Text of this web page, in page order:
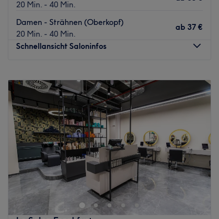
Atmosphäre: Professionell, modern, offen.
Expertise: Haarschnitte & -colorationen.
Produkte und Produktmarken: Tierversuchsfreie Produkte.
Zurück zur Salonansicht
20 Min. - 40 Min.
Damen - Strähnen (Oberkopf)
20 Min. - 40 Min.
ab 37 €
Schnellansicht Saloninfos
Dienstag
09:30
Mittwoch
–19:00
Donnerstag
09:30–
19:00
Freitag
09:30
Samstag
09:00 –16:00
Sonntag
Geschlossen
Herzlich willkommen bei Bel Ètage in Frankfurt-
Bockenheim - moderne Schnitte, Neufärbungen,
Dauerwellen und besondere Hochsteckfrisuren stehen hier
täglich auf dem Programm. Buch noch heute anz bequem
und einfach deinen Wunschtermin und deine